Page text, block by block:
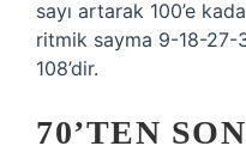
sayı artarak 100’e
ritmik sayma 9-18-
108’dir.
70’TEN